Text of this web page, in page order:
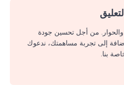
والحوار. من أجل تحسين جودة
إلى تجربة مساهمتك، ندعوك
بنا.